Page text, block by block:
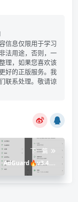
信息仅限用于学习
法用途，否则，一
理，如果您喜欢该
好的正版服务。我
联系处理。敬请谅
下一篇
AdGuard🔥v3.4.70
🔥解锁专业版